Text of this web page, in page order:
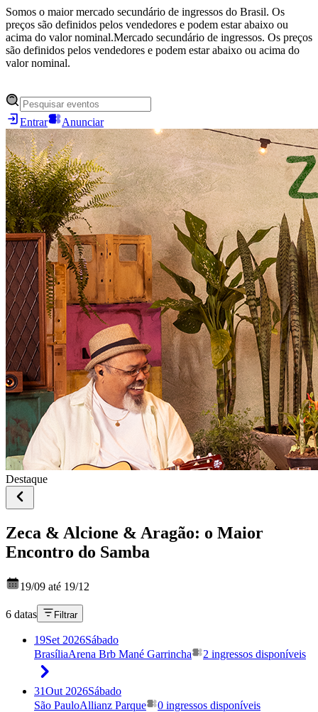
Somos o maior mercado secundário de ingressos do Brasil. Os
preços são definidos pelos vendedores e podem estar abaixo ou
acima do valor nominal.Mercado secundário de ingressos. Os preços
são definidos pelos vendedores e podem estar abaixo ou acima do
valor nominal.
Entrar Anunciar
Destaque
Zeca & Alcione & Aragão: o Maior
Encontro do Samba
19/09 até 19/12
6 datas Filtrar
19Set 2026Sábado
BrasíliaArena Brb Mané Garrincha 2 ingressos disponíveis
31Out 2026Sábado
São PauloAllianz Parque 0 ingressos disponíveis